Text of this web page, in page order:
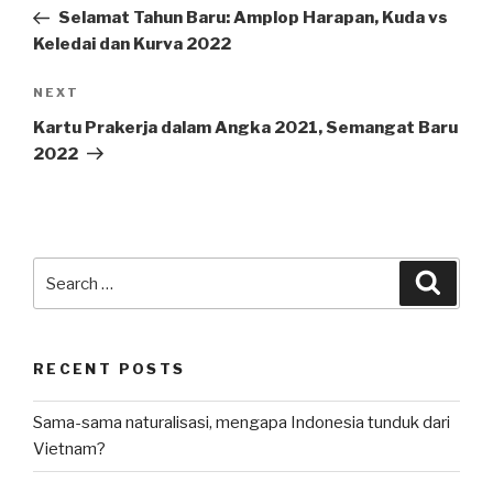
PostSelamat Tahun Baru: Amplop Harapan, Kuda vs
Keledai dan Kurva 2022
Next
Post
NEXT
Kartu Prakerja dalam Angka 2021, Semangat Baru
2022
for:
RECENT POSTS
Sama-sama naturalisasi, mengapa Indonesia tunduk dari
Vietnam?